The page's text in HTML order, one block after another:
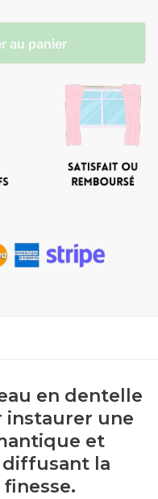
au panier
en dentelle
instaurer une
et
la
finesse.